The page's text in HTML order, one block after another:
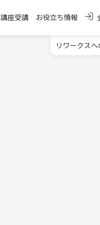
講座受講 お役立ち情報
リワークス